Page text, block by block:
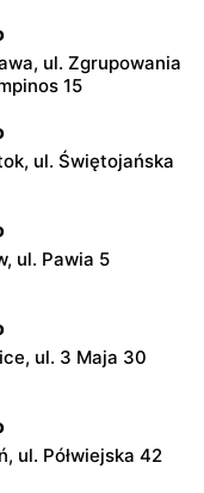
ul. Zgrupowania
15
ul. Świętojańska
ul. Pawia 5
ul. 3 Maja 30
ul. Półwiejska 42